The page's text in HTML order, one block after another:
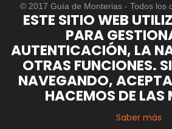
© 2017 Guía de Monterias - Todos los
ESTE SITIO WEB
PARA
AUTENTICACIÓN, LA
OTRAS FUNCIONES.
NAVEGANDO,
HACEMOS DE LAS
Saber más